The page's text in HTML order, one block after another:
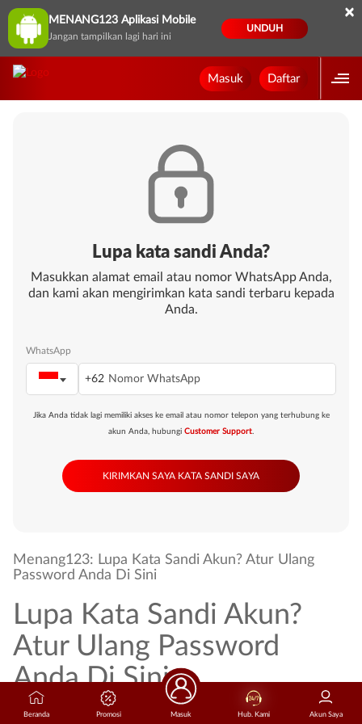
MENANG123 Aplikasi Mobile
Jangan tampilkan lagi hari ini
UNDUH
×
Masuk Daftar
Lupa kata sandi Anda?
Masukkan alamat email atau nomor WhatsApp Anda,
dan kami akan mengirimkan kata sandi terbaru kepada
Anda.
WhatsApp
+62
Jika Anda tidak lagi memiliki akses ke email atau nomor telepon yang terhubung ke
akun Anda, hubungi Customer Support.
Menang123: Lupa Kata Sandi Akun? Atur Ulang
Password Anda Di Sini
Lupa Kata Sandi Akun?
Atur Ulang Password
Anda Di Sini
Halaman pemulihan kata sandi resmi ini disediakan khusus untuk membantu
Beranda Promosi Masuk Hub. Kami Akun Saya